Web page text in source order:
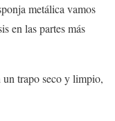
metálica vamos
en las partes más
trapo seco y limpio,